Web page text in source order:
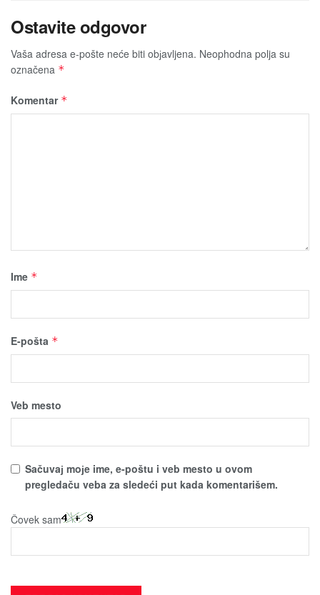
Ostavite odgovor
Vaša adresa e-pošte neće biti obјavljena. Neophodna polja su
označena *
Komentar *
Ime *
E-pošta *
Veb mesto
Sačuvaј moјe ime, e-poštu i veb mesto u ovom
pregledaču veba za sledeći put kada komentarišem.
Čovek sam